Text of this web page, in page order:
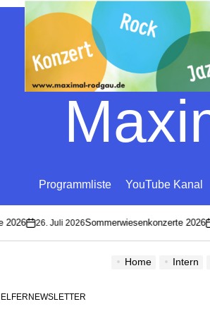
Programmliste YouTube Kanal
on
26. Juli 2026Sommerwiesenkonzerte 2026on
Home Intern